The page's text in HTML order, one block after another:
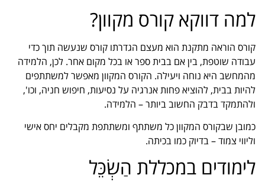
למה דווקא קורס מקוון?
קורס הוראה מתקנת הוא מעצם הגדרתו קורס שנעשה תוך כדי
עבודה שוטפת, בין אם בבית ספר או בכל מקום אחר. לכן, הלמידה
מהמחשב היא נוחה ויעילה. הקורס המקוון מאפשר למשתתפים
להיות בבית, להוציא פחות אנרגיה על נסיעות, חיפוש חניה, וכו',
ולהתמקד בדבק החשוב ביותר – הלמידה.
כמובן שבקורס המקוון כל משתתף ומשתתפת מקבלים יחס אישי
וליווי צמוד – בדיוק כמו בכיתה.
לימודים במכללת הַשְׂכֵּל